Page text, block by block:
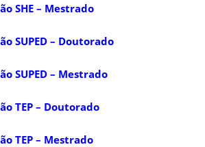
SHE – Mestrado
SUPED – Doutorado
SUPED – Mestrado
TEP – Doutorado
TEP – Mestrado